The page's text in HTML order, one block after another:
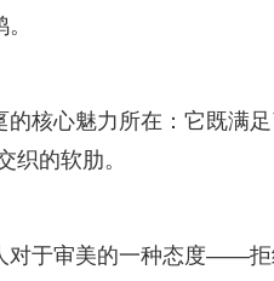
核心魅力所在：它既满
织的软肋。
对于审美的一种态度——